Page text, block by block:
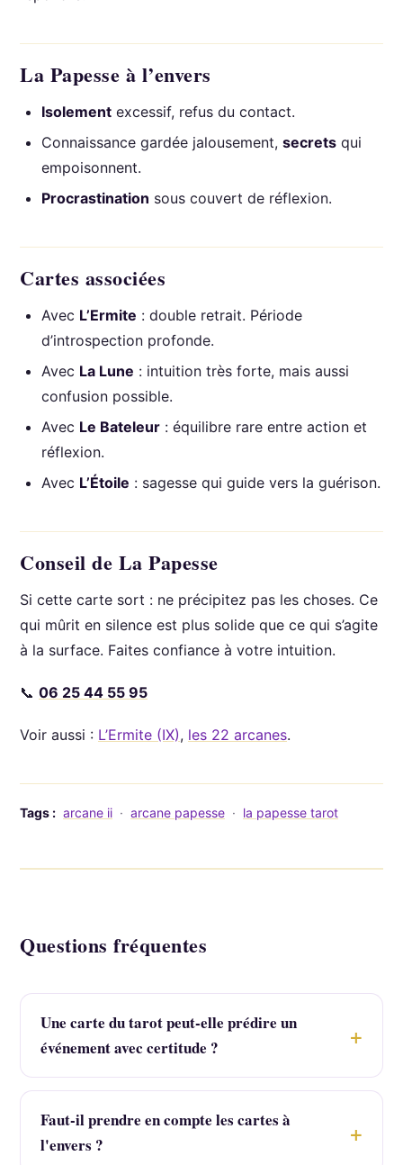
La Papesse à l’envers
Isolement excessif, refus du contact.
Connaissance gardée jalousement, secrets qui
empoisonnent.
Procrastination sous couvert de réflexion.
Cartes associées
Avec L’Ermite : double retrait. Période
d’introspection profonde.
Avec La Lune : intuition très forte, mais aussi
confusion possible.
Avec Le Bateleur : équilibre rare entre action et
réflexion.
Avec L’Étoile : sagesse qui guide vers la guérison.
Conseil de La Papesse
Si cette carte sort : ne précipitez pas les choses. Ce
qui mûrit en silence est plus solide que ce qui s’agite
à la surface. Faites confiance à votre intuition.
📞 06 25 44 55 95
Voir aussi : L’Ermite (IX), les 22 arcanes.
Tags : arcane ii · arcane papesse · la papesse tarot
Questions fréquentes
Une carte du tarot peut-elle prédire un
événement avec certitude ?
Faut-il prendre en compte les cartes à
l'envers ?